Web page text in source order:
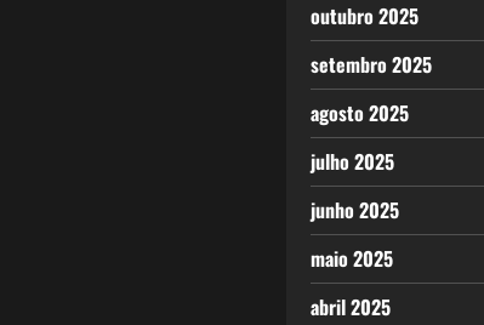
outubro 2025
setembro 2025
agosto 2025
julho 2025
junho 2025
maio 2025
abril 2025